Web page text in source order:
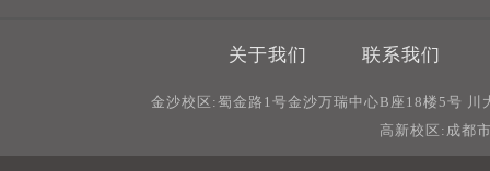
关于我们 联系我们
金沙校区:蜀金路1号金沙万瑞中心B座18楼5号
高新校区:成都